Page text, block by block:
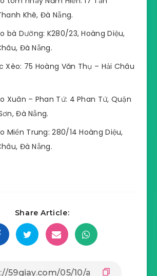
Khê, Đà Nẵng.
bà Dưỡng: K280/23, Hoàng Diệu,
Đà Nẵng.
Xèo: 75 Hoàng Văn Thụ – Hải Châu
Xuân – Phan Tứ: 4 Phan Tứ, Quận
Đà Nẵng.
Miền Trung: 280/14 Hoàng Diệu,
Đà Nẵng.
Share Article: